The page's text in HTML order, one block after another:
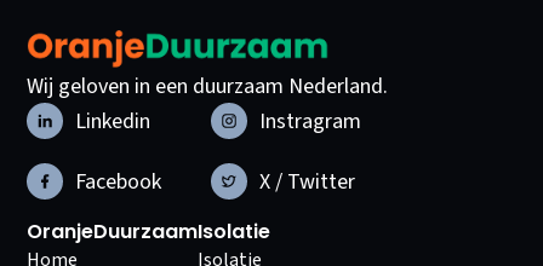
Wij geloven in een duurzaam Nederland.
Linkedin
Instragram
Facebook
X / Twitter
OranjeDuurzaam
Home
Isolatie
Isolatie